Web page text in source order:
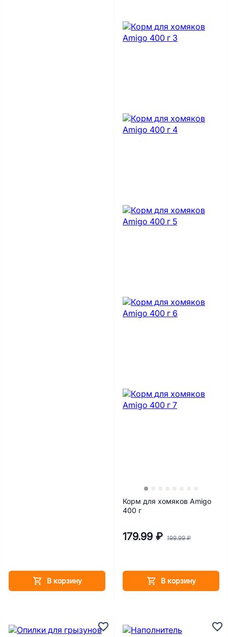
В корзину
Корм для хомяков Amigo
400 г
179.99 ₽ 199.99 ₽
В корзину